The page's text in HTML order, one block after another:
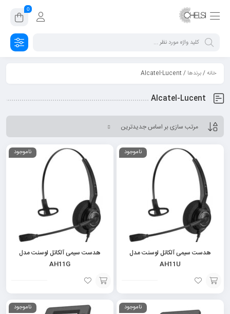
0
خانه/برندها / Alcatel-Lucent
Alcatel-Lucent
ناموجود
هدست سیمی آلکاتل لوسنت مدل
AH11U
افزودن
ناموجود
هدست سیمی آلکاتل لوسنت مدل
AH11G
افزودن
ناموجود ناموجود